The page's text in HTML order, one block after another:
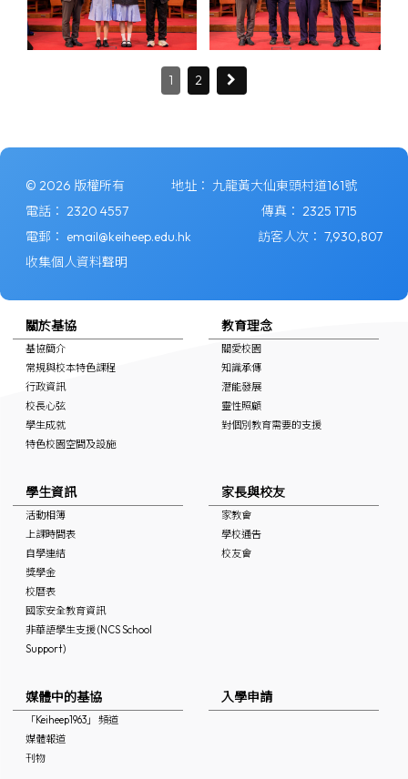
1 2
© 2026 版權所有 地址： 九龍黃大仙東頭村道161號
電話： 2320 4557 傳真： 2325 1715
電郵： email@keiheep.edu.hk 訪客人次： 7,930,807
收集個人資料聲明
關於基協
基協簡介
常規與校本特色課程
行政資訊
校長心弦
學生成就
特色校園空間及設施
教育理念
關愛校園
知識承傳
潛能發展
靈性照顧
對個別教育需要的支援
學生資訊
活動相簿
上課時間表
自學連結
獎學金
校曆表
國家安全教育資訊
非華語學生支援 (NCS School
Support)
家長與校友
家教會
學校通告
校友會
媒體中的基協
「Keiheep1963」 頻道
媒體報道
刊物
入學申請